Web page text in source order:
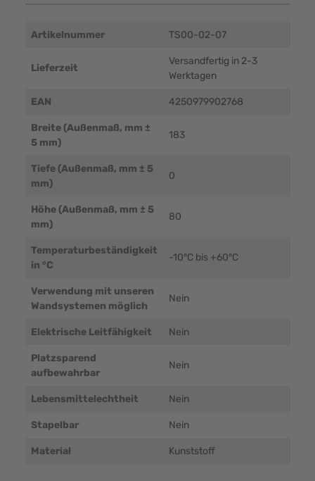
Artikelnummer TS00-02-07
Lieferzeit
Versandfertig in 2-3
Werktagen
EAN 4250979902768
Breite (Außenmaß, mm ±
5 mm)
183
Tiefe (Außenmaß, mm ± 5
mm)
0
Höhe (Außenmaß, mm ± 5
mm)
80
Temperaturbeständigkeit
in °C
-10°C bis +60°C
Verwendung mit unseren
Wandsystemen möglich
Nein
Elektrische Leitfähigkeit Nein
Platzsparend
aufbewahrbar
Nein
Lebensmittelechtheit Nein
Stapelbar Nein
Material Kunststoff